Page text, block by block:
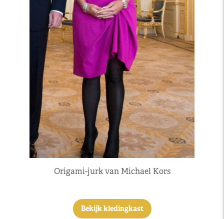
Origami-jurk van Michael Kors
Bekijk kledingkast